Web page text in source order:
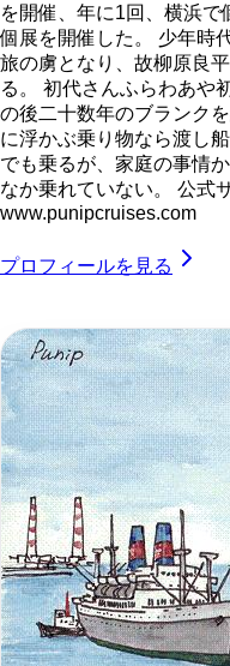
を開催、年に1回、横浜
個展を開催した。 少年時
旅の虜となり、故柳原良
る。 初代さんふらわあや
の後二十数年のブランク
に浮かぶ乗り物なら渡し
でも乗るが、家庭の事情
なか乗れていない。 公式
www.punipcruises.com
プロフィールを見る